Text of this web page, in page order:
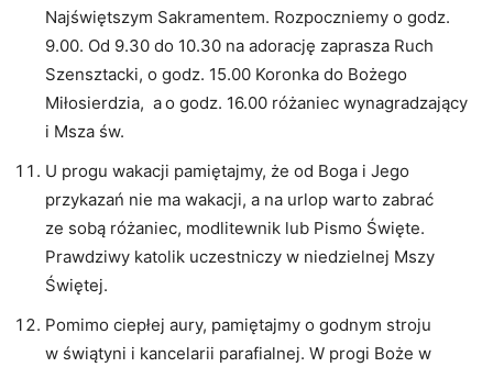
Najświętszym Sakramentem. Rozpoczniemy o godz.
9.00. Od 9.30 do 10.30 na adorację zaprasza Ruch
Szensztacki, o godz. 15.00 Koronka do Bożego
Miłosierdzia, ao godz. 16.00 różaniec wynagradzający
i Msza św.
U progu wakacji pamiętajmy, że od Boga i Jego
przykazań nie ma wakacji, a na urlop warto zabrać
ze sobą różaniec, modlitewnik lub Pismo Święte.
Prawdziwy katolik uczestniczy w niedzielnej Mszy
Świętej.
Pomimo ciepłej aury, pamiętajmy o godnym stroju
w świątyni i kancelarii parafialnej. W progi Boże w